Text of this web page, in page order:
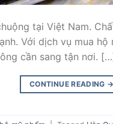
tại Việt Nam.
Với dịch vụ mua
cần sang tận nơi.
CONTINUE READING →